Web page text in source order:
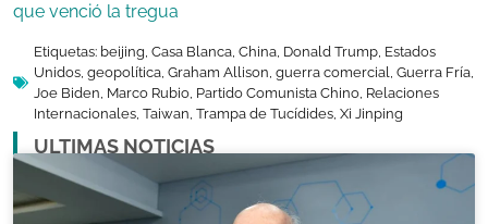
que venció la tregua
Etiquetas: beijing Casa Blanca China Donald Trump Estados
Unidos geopolítica Graham Allison guerra comercial Guerra Fría
Joe Biden Marco Rubio Partido Comunista Chino Relaciones
Internacionales Taiwan Trampa de Tucídides Xi Jinping
ULTIMAS NOTICIAS